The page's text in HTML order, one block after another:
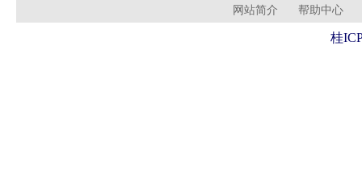
网站简介 帮助中心
桂